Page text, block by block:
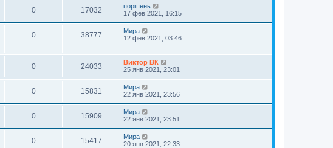
0 17032
поршень
17 фев 2021, 16:15
0 38777
Мира
12 фев 2021, 03:46
0 24033
Виктор ВК
25 янв 2021, 23:01
0 15831
Мира
22 янв 2021, 23:56
0 15909
Мира
22 янв 2021, 23:51
0 15417
Мира
20 янв 2021, 22:33